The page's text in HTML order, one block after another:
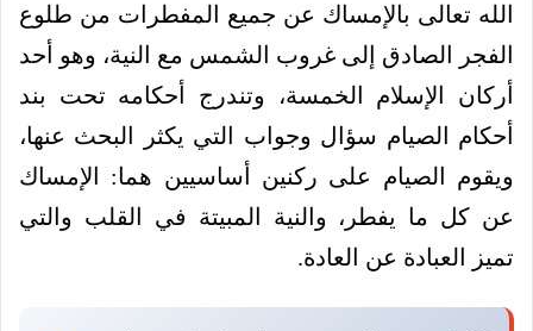
الله تعالى بالإمساك عن جميع المفطرات من طلوع
الفجر الصادق إلى غروب الشمس مع النية، وهو أحد
أركان الإسلام الخمسة، وتندرج أحكامه تحت بند
أحكام الصيام سؤال وجواب التي يكثر البحث عنها،
ويقوم الصيام على ركنين أساسيين هما: الإمساك
عن كل ما يفطر، والنية المبيتة في القلب والتي
تميز العبادة عن العادة.